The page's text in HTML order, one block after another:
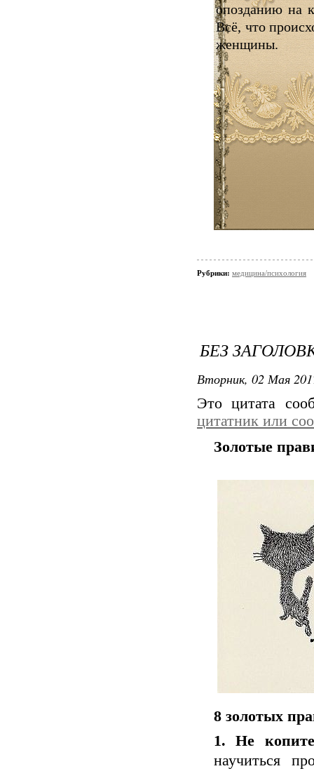
опозданию на
Всё, что
женщины.
Рубрики: медицина/психология
БЕЗ
Вторник, 02 Мая
Это цитата
цитатник или
Золотые
8 золотых
1. Не
научиться